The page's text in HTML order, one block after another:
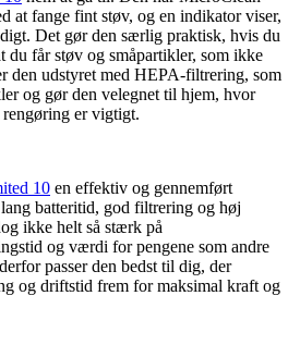
at fange fint støv, og en indikator viser,
Det gør den særlig praktisk, hvis du
du får støv og småpartikler, som ikke
den udstyret med HEPA-filtrering, som
og gør den velegnet til hjem, hvor
er vigtigt.
10 en effektiv og gennemført
batteritid, god filtrering og høj
ikke helt så stærk på
og værdi for pengene som andre
passer den bedst til dig, der
og driftstid frem for maksimal kraft og